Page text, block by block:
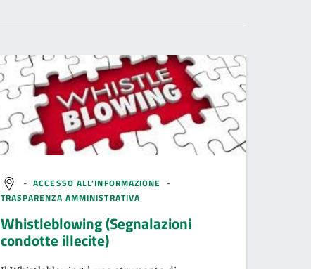
- ACCESSO ALL'INFORMAZIONE -
TRASPARENZA AMMINISTRATIVA
Whistleblowing (Segnalazioni
condotte illecite)